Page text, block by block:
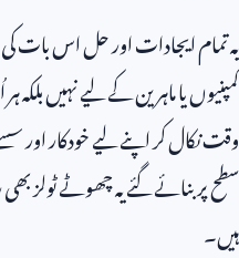
یہ تمام ایجادات اور حل اس بات
کمپنیوں یا ماہرین کے لیے نہیں
وقت نکال کر اپنے لیے خودکار اور
سطح پر بنائے گئے یہ چھوٹے ٹولز
ہیں۔